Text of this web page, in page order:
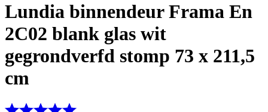
Lundia binnendeur Frama En
2C02 blank glas wit
gegrondverfd stomp 73 x 211,5
cm